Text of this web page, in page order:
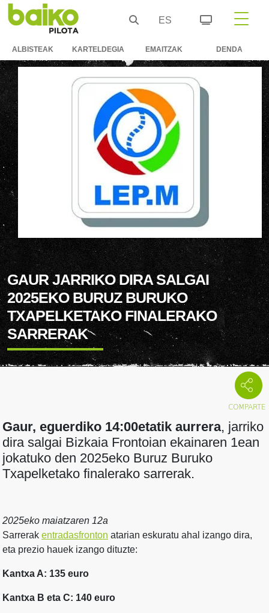
ES
ALBISTEAK KARTELDEGIA EMAITZAK DENDA
GAUR JARRIKO DIRA SALGAI
2025EKO BURUZ BURUKO
TXAPELKETAKO FINALERAKO
SARRERAK
Gaur, eguerdiko 14:00etatik aurrera, jarriko
dira salgai Bizkaia Frontoian ekainaren 1ean
jokatuko den 2025eko Buruz Buruko
Txapelketako finalerako sarrerak.
2025eko maiatzaren 12a
Sarrerak entradasfronton atarian eskuratu ahal izango dira,
eta prezio hauek izango dituzte:
Kantxa A: 135 euro
Kantxa B eta C: 140 euro